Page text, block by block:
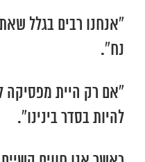
“אנחנו רבים בגלל
נח”.
“אם רק היית מפסיקה
להיות בסדר בינינו”.